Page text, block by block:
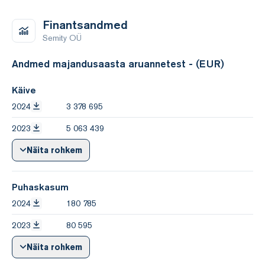
Finantsandmed
Semity OÜ
Andmed majandusaasta aruannetest - (EUR)
Käive
2024 3 378 695
2023 5 063 439
Näita rohkem
Puhaskasum
2024 180 785
2023 80 595
Näita rohkem